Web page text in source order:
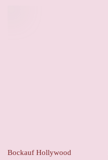
Bockauf Hollywood